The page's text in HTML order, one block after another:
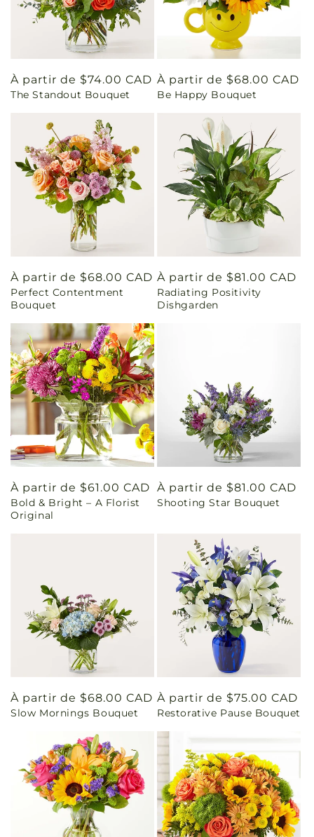
Prix
habituel
À partir de $74.00 CAD
The Standout Bouquet
Prix
habituel
À partir de $68.00 CAD
Be Happy Bouquet
Prix
habituel
À partir de $68.00 CAD
Perfect Contentment
Bouquet
Prix
habituel
À partir de $81.00 CAD
Radiating Positivity
Dishgarden
Prix
habituel
À partir de $61.00 CAD
Bold & Bright – A Florist
Original
Prix
habituel
À partir de $81.00 CAD
Shooting Star Bouquet
Prix
habituel
À partir de $68.00 CAD
Slow Mornings Bouquet
Prix
habituel
À partir de $75.00 CAD
Restorative Pause Bouquet